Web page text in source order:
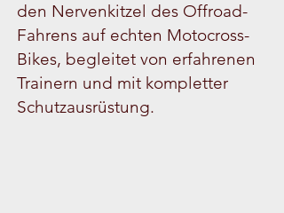
den Nervenkitzel des Offroad-
Fahrens auf echten Motocross-
Bikes, begleitet von erfahrenen
Trainern und mit kompletter
Schutzausrüstung.